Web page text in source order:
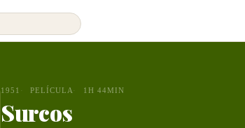
1951 PELÍCULA 1H 44MIN
Surcos